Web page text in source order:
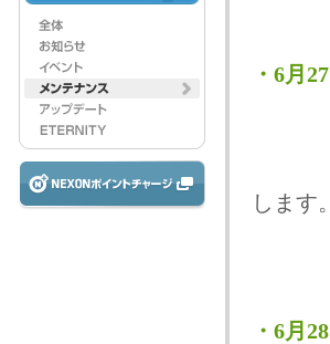
・6
ネク
ゲー
します。
・6月